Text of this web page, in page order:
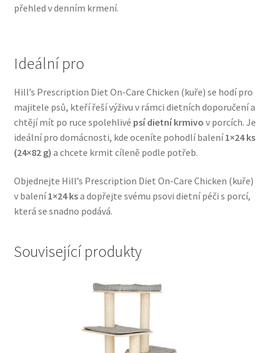
Royal Canin pro psy
Veterinární dieta pro psy
Vodítka a obojky
Wolf of Wilderness
přehled v denním krmení.
Ideální pro
Hill’s Prescription Diet On-Care Chicken (kuře) se hodí pro
majitele psů, kteří řeší výživu v rámci dietních doporučení a
chtějí mít po ruce spolehlivé psí dietní krmivo v porcích. Je
ideální pro domácnosti, kde oceníte pohodlí balení1×24 ks
(24×82 g) a chcete krmit cíleně podle potřeb.
Objednejte Hill’s Prescription Diet On-Care Chicken (kuře)
v balení1×24 ksa dopřejte svému psovi dietní péči s porcí,
která se snadno podává.
Související produkty